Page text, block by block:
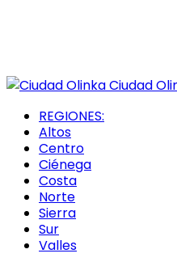
Ciudad
REGIONES:
Altos
Centro
Ciénega
Costa
Norte
Sierra
Sur
Valles